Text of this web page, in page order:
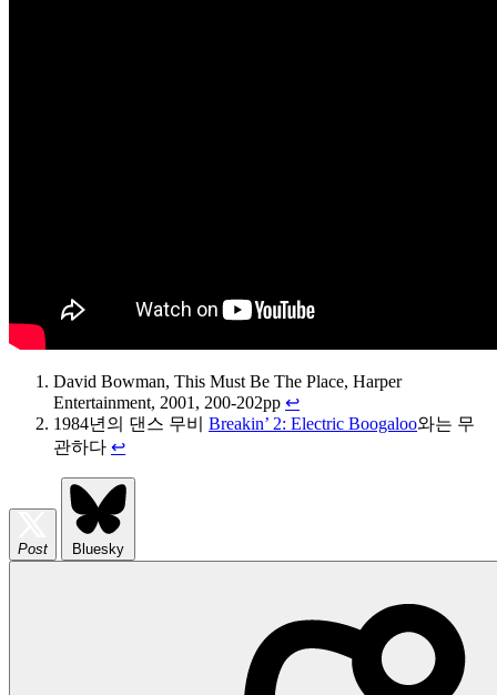
David Bowman, This Must Be The Place, Harper
Entertainment, 2001, 200-202pp ↩
1984년의 댄스 무비 Breakin’ 2: Electric Boogaloo와는 무
관하다 ↩
Post Bluesky